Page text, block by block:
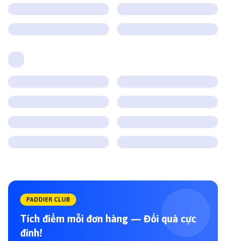
PADDIER CLUB
Tích điểm mỗi đơn hàng — Đổi quà cực
đỉnh!